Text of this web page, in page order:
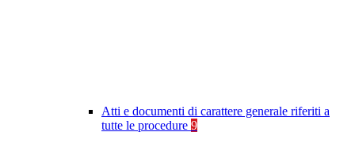
Atti e documenti di carattere generale riferiti a
tutte le procedure 9